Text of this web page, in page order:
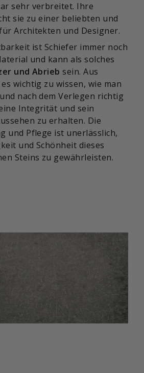
sehr verbreitet. Ihre
sie zu einer beliebten und
Architekten und Designer.
ist Schiefer immer noch
und kann als solches
und Abrieb sein. Aus
wichtig zu wissen, wie man
nach dem Verlegen richtig
Integrität und sein
zu erhalten. Die
und Pflege ist unerlässlich,
und Schönheit dieses
Steins zu gewährleisten.